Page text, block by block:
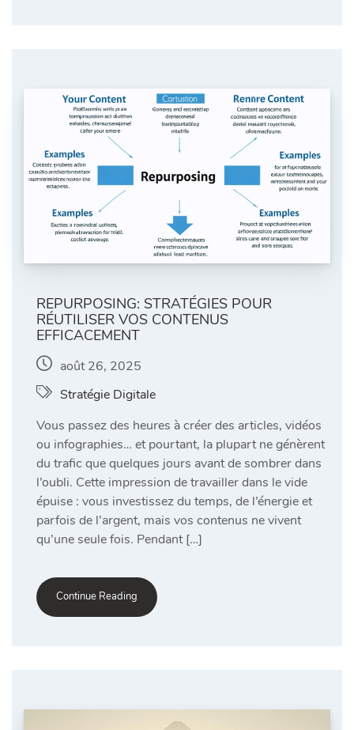
REPURPOSING: STRATÉGIES POUR
RÉUTILISER VOS CONTENUS
EFFICACEMENT
août 26, 2025
Stratégie Digitale
Vous passez des heures à créer des articles, vidéos
ou infographies… et pourtant, la plupart ne génèrent
du trafic que quelques jours avant de sombrer dans
l’oubli. Cette impression de travailler dans le vide
épuise : vous investissez du temps, de l’énergie et
parfois de l’argent, mais vos contenus ne vivent
qu’une seule fois. Pendant […]
Continue Reading